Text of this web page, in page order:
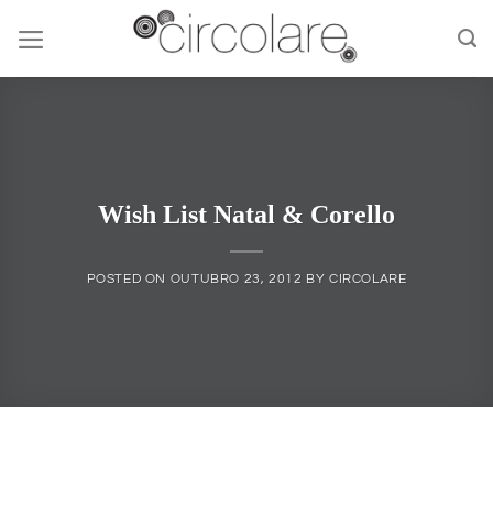
content
Wish List Natal & Corello
POSTED ON OUTUBRO 23, 2012 BY CIRCOLARE